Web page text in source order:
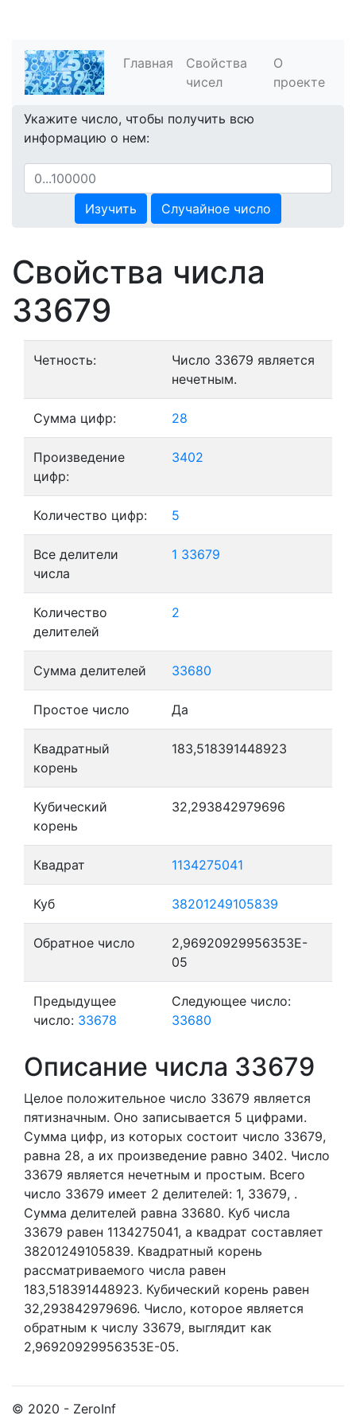
Главная
Свойства
чисел
О
проекте
Укажите число, чтобы получить всю
информацию о нем:
Изучить Случайное число
Свойства числа
33679
Четность:
Число 33679 является
нечетным.
Сумма цифр: 28
Произведение
цифр:
3402
Количество цифр: 5
Все делители
числа
1 33679
Количество
делителей
2
Сумма делителей 33680
Простое число Да
Квадратный
корень
183,518391448923
Кубический
корень
32,293842979696
Квадрат 1134275041
Куб 38201249105839
Обратное число
2,96920929956353E-
05
Предыдущее
число: 33678
Следующее число:
33680
Описание числа 33679
Целое положительное число 33679 является
пятизначным. Оно записывается 5 цифрами.
Сумма цифр, из которых состоит число 33679,
равна 28, а их произведение равно 3402. Число
33679 является нечетным и простым. Всего
число 33679 имеет 2 делителей: 1, 33679, .
Сумма делителей равна 33680. Куб числа
33679 равен 1134275041, а квадрат составляет
38201249105839. Квадратный корень
рассматриваемого числа равен
183,518391448923. Кубический корень равен
32,293842979696. Число, которое является
обратным к числу 33679, выглядит как
2,96920929956353E-05.
© 2020 - ZeroInf